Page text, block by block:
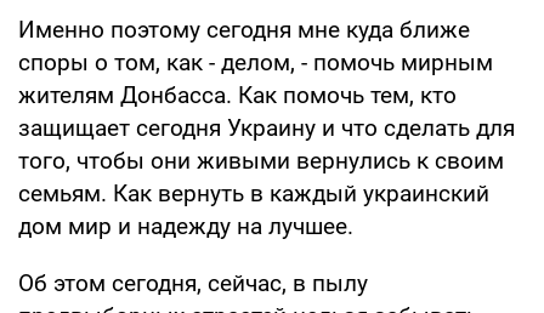
Именно поэтому сегодня мне куда ближе
споры о том, как - делом, - помочь мирным
жителям Донбасса. Как помочь тем, кто
защищает сегодня Украину и что сделать для
того, чтобы они живыми вернулись к своим
семьям. Как вернуть в каждый украинский
дом мир и надежду на лучшее.
Об этом сегодня, сейчас, в пылу